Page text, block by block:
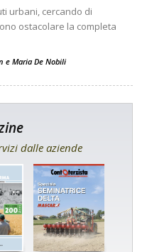
urbani, cercando di
ostacolare la completa
e Maria De Nobili
dalle aziende